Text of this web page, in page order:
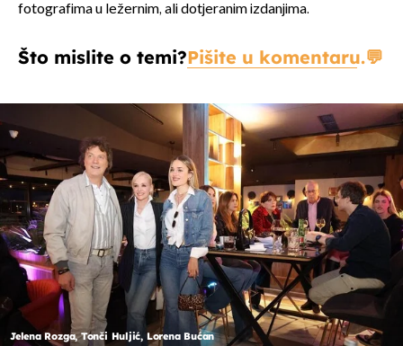
fotografima u ležernim, ali dotjeranim izdanjima.
Što mislite o temi?Pišite u komentaru.
Jelena Rozga, Tonči Huljić, Lorena Bućan